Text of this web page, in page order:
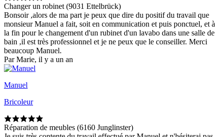
Changer un robinet (9031 Ettelbrück)
Bonsoir ,alors de ma part je peux que dire du positif du travail que
monsieur Manuel a fait, soit en communication et puis ponctuel, et à
la fin pour le changement d'un rubinet d'un lavabo dans une salle de
bain ,il est très professionnel et je ne peux que le conseiller. Merci
beaucoup Manuel.
Par Marie, il y a un an
Manuel
Bricoleur
Réparation de meubles (6160 Junglinster)